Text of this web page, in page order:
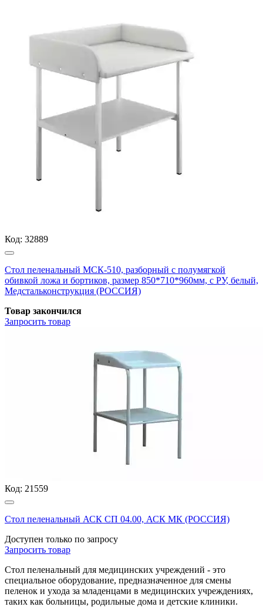
Код: 32889
Стол пеленальный МСК-510, разборный с полумягкой
обивкой ложа и бортиков, размер 850*710*960мм, с РУ, белый,
Медстальконструкция (РОССИЯ)
Товар закончился
Запросить товар
Код: 21559
Стол пеленальный АСК СП 04.00, АСК МК (РОССИЯ)
Доступен только по запросу
Запросить товар
Стол пеленальный для медицинских учреждений - это
специальное оборудование, предназначенное для смены
пеленок и ухода за младенцами в медицинских учреждениях,
таких как больницы, родильные дома и детские клиники.